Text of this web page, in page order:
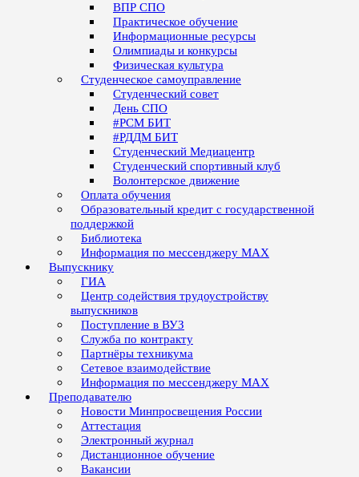
ВПР СПО
Практическое обучение
Информационные ресурсы
Олимпиады и конкурсы
Физическая культура
Студенческое самоуправление
Студенческий совет
День СПО
#РСМ БИТ
#РДДМ БИТ
Студенческий Медиацентр
Студенческий спортивный клуб
Волонтерское движение
Оплата обучения
Образовательный кредит с государственной
поддержкой
Библиотека
Информация по мессенджеру MAX
Выпускнику
ГИА
Центр содействия трудоустройству
выпускников
Поступление в ВУЗ
Служба по контракту
Партнёры техникума
Сетевое взаимодействие
Информация по мессенджеру MAX
Преподавателю
Новости Минпросвещения России
Аттестация
Электронный журнал
Дистанционное обучение
Вакансии